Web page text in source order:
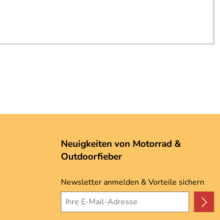
Neuigkeiten von Motorrad &
Outdoorfieber
Newsletter anmelden & Vorteile sichern